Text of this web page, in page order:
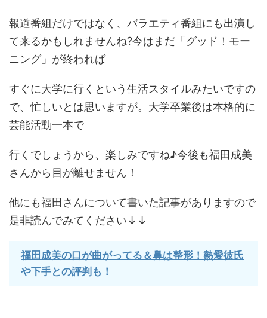
報道番組だけではなく、バラエティ番組にも出演し
て来るかもしれませんね?今はまだ「グッド！モー
ニング」が終われば
すぐに大学に行くという生活スタイルみたいですの
で、忙しいとは思いますが。大学卒業後は本格的に
芸能活動一本で
行くでしょうから、楽しみですね♪今後も福田成美
さんから目が離せません！
他にも福田さんについて書いた記事がありますので
是非読んでみてください↓↓
福田成美の口が曲がってる＆鼻は整形！熱愛彼氏
や下手との評判も！